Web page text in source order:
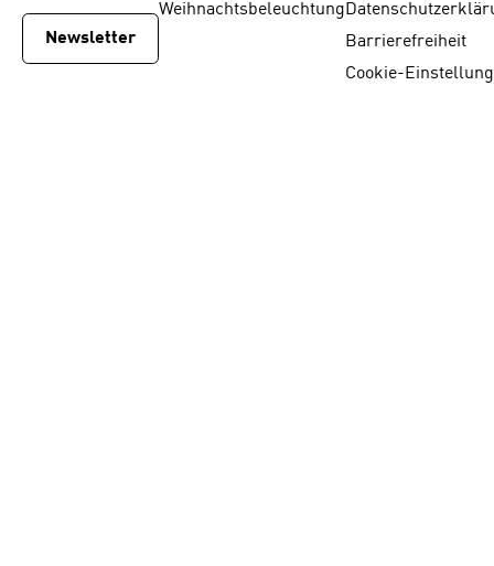
Newsletter
Weihnachtsbeleuchtung
Barrierefreiheit
Cookie-